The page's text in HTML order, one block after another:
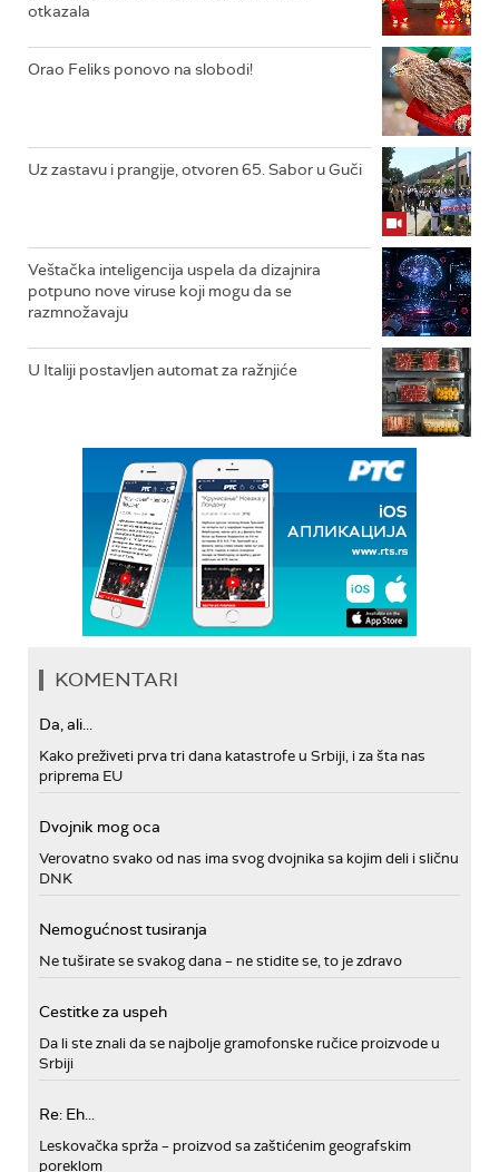
otkazala
Orao Feliks ponovo na slobodi!
Uz zastavu i prangije, otvoren 65. Sabor u Guči
Veštačka inteligencija uspela da dizajnira
potpuno nove viruse koji mogu da se
razmnožavaju
U Italiji postavljen automat za ražnjiće
KOMENTARI
Da, ali...
Kako preživeti prva tri dana katastrofe u Srbiji, i za šta nas
priprema EU
Dvojnik mog oca
Verovatno svako od nas ima svog dvojnika sa kojim deli i sličnu
DNK
Nemogućnost tusiranja
Ne tuširate se svakog dana – ne stidite se, to je zdravo
Cestitke za uspeh
Da li ste znali da se najbolje gramofonske ručice proizvode u
Srbiji
Re: Eh...
Leskovačka sprža – proizvod sa zaštićenim geografskim
poreklom